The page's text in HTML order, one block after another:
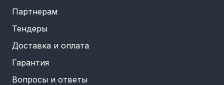
Партнерам
Тендеры
Доставка и оплата
Гарантия
Вопросы и ответы